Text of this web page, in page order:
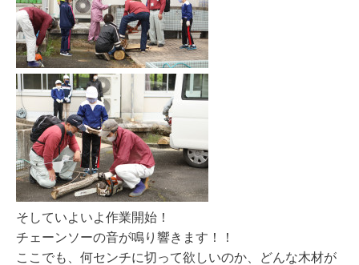
そしていよいよ作業開始！
チェーンソーの音が鳴り響きます！！
ここでも、何センチに切って欲しいのか、どんな木材が